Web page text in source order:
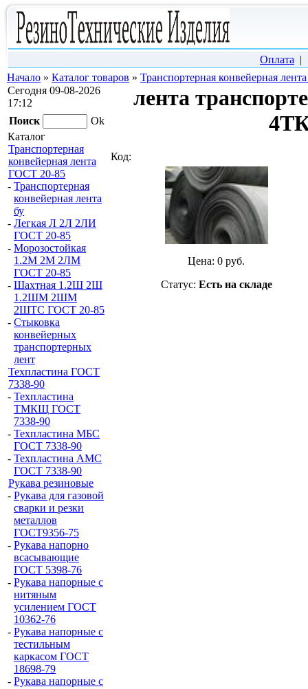
Оплата
Начало » Каталог товаров » Транспортерная конвейерная
Сегодня 09-08-2026
17:12
Поиск
Ok
Каталог
Транспортерная
конвейерная лента
ГОСТ 20-85
- Транспортерная
конвейерная лента
бу
- Легкая Л 2Л 2ЛИ
ГОСТ 20-85
- Морозостойкая
1.2М 2М 2ЛМ
ГОСТ 20-85
- Шахтная 1.2Ш 2Ш
1.2ШМ 2ШМ
2ШТС ГОСТ 20-85
- Стыковка
конвейерных
транспортерных
лент
Техпластина ГОСТ
7338-90
- Техпластина
ТМКЩ ГОСТ
7338-90
- Техпластина МБС
ГОСТ 7338-90
- Техпластина АМС
ГОСТ 7338-90
Рукава резиновые
- Рукава для газовой
сварки и резки
металлов
ГОСТ9356-75
- Рукава напорно
всасывающие
ГОСТ 5398-76
- Рукава напорные с
нитяным
усилением ГОСТ
10362-76
- Рукава напорные с
тестильным
каркасом ГОСТ
18698-79
- Рукава напорные с
лента
Код:
Цена: 0 руб.
Статус: Есть на складе